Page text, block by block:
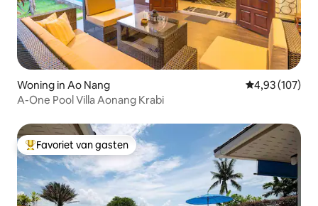
Woning in Ao Nang Gemiddelde
4,93 (107)
A-One Pool Villa Aonang Krabi
Topfavoriet van gasten
Favoriet van gasten